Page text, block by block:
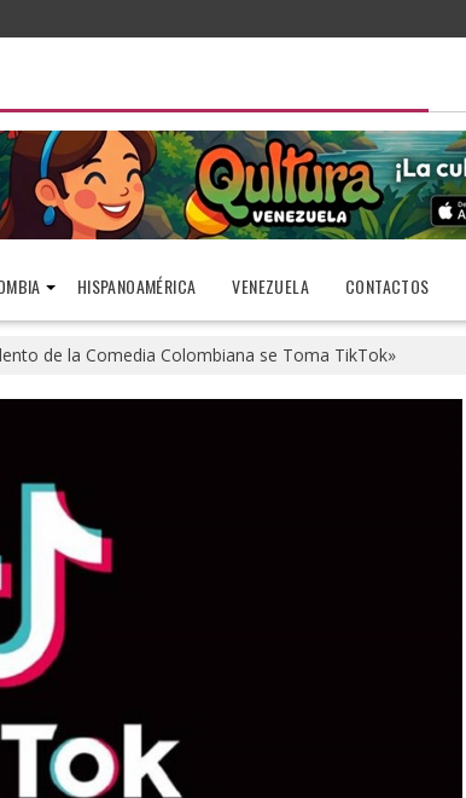
HISPANOAMÉRICA VENEZUELA CONTACTOS
de la Comedia Colombiana se Toma TikTok»